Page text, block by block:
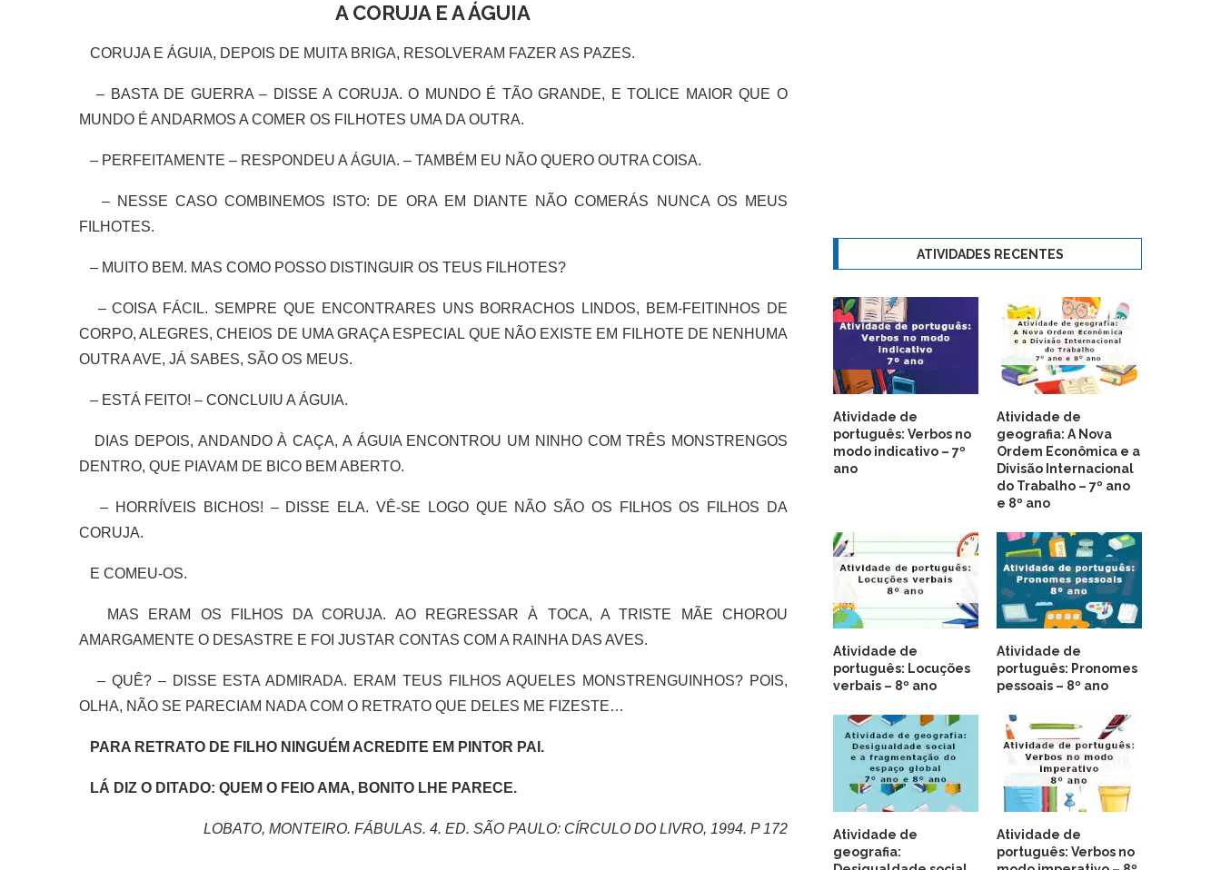
A CORUJA E A ÁGUIA
CORUJA E ÁGUIA, DEPOIS DE MUITA BRIGA, RESOLVERAM FAZER AS PAZES.
– BASTA DE GUERRA – DISSE A CORUJA. O MUNDO É TÃO GRANDE, E TOLICE MAIOR QUE O
MUNDO É ANDARMOS A COMER OS FILHOTES UMA DA OUTRA.
– PERFEITAMENTE – RESPONDEU A ÁGUIA. – TAMBÉM EU NÃO QUERO OUTRA COISA.
– NESSE CASO COMBINEMOS ISTO: DE ORA EM DIANTE NÃO COMERÁS NUNCA OS MEUS
FILHOTES.
– MUITO BEM. MAS COMO POSSO DISTINGUIR OS TEUS FILHOTES?
– COISA FÁCIL. SEMPRE QUE ENCONTRARES UNS BORRACHOS LINDOS, BEM-FEITINHOS DE
CORPO, ALEGRES, CHEIOS DE UMA GRAÇA ESPECIAL QUE NÃO EXISTE EM FILHOTE DE NENHUMA
OUTRA AVE, JÁ SABES, SÃO OS MEUS.
– ESTÁ FEITO! – CONCLUIU A ÁGUIA.
DIAS DEPOIS, ANDANDO À CAÇA, A ÁGUIA ENCONTROU UM NINHO COM TRÊS MONSTRENGOS
DENTRO, QUE PIAVAM DE BICO BEM ABERTO.
– HORRÍVEIS BICHOS! – DISSE ELA. VÊ-SE LOGO QUE NÃO SÃO OS FILHOS OS FILHOS DA
CORUJA.
E COMEU-OS.
MAS ERAM OS FILHOS DA CORUJA. AO REGRESSAR À TOCA, A TRISTE MÃE CHOROU
AMARGAMENTE O DESASTRE E FOI JUSTAR CONTAS COM A RAINHA DAS AVES.
– QUÊ? – DISSE ESTA ADMIRADA. ERAM TEUS FILHOS AQUELES MONSTRENGUINHOS? POIS,
OLHA, NÃO SE PARECIAM NADA COM O RETRATO QUE DELES ME FIZESTE…
PARA RETRATO DE FILHO NINGUÉM ACREDITE EM PINTOR PAI.
LÁ DIZ O DITADO: QUEM O FEIO AMA, BONITO LHE PARECE.
LOBATO, MONTEIRO. FÁBULAS. 4. ED. SÃO PAULO: CÍRCULO DO LIVRO, 1994. P 172
ATIVIDADES RECENTES
Atividade de
português: Verbos no
modo indicativo – 7º
ano
Atividade de
geografia: A Nova
Ordem Econômica e a
Divisão Internacional
do Trabalho – 7º ano
e 8º ano
Atividade de
português: Locuções
verbais – 8º ano
Atividade de
português: Pronomes
pessoais – 8º ano
Atividade de
geografia:
Atividade de
português: Verbos no